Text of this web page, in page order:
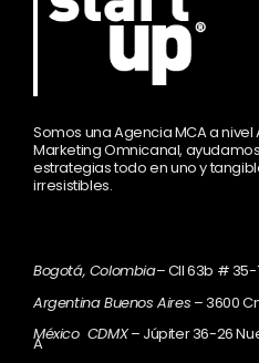
Somos una Agencia MCA a
Marketing Omnicanal,
estrategias todo en uno y
irresistibles.
Bogotá, Colombia– Cll 63b #
Argentina Buenos Aires – 3600
México CDMX– Júpiter 36-26
A